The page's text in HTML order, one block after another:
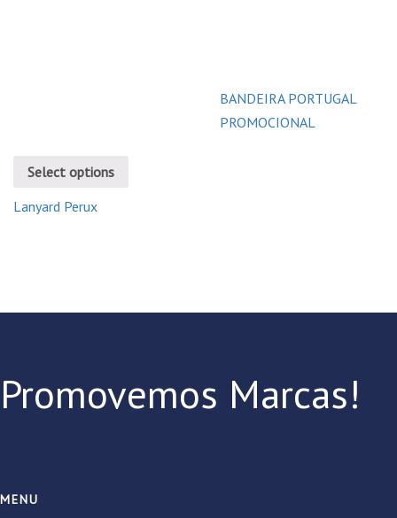
Select options
Lanyard Perux
BANDEIRA PORTUGAL
PROMOCIONAL
Promovemos Marcas!
MENU